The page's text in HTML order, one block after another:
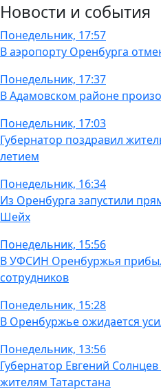
Новости и события
Понедельник, 17:57
В аэропорту Оренбурга
Понедельник, 17:37
В Адамовском районе
Понедельник, 17:03
Губернатор поздравил
летием
Понедельник, 16:34
Из Оренбурга запустили
Шейх
Понедельник, 15:56
В УФСИН Оренбуржья
сотрудников
Понедельник, 15:28
В Оренбуржье ожидается
Понедельник, 13:56
Губернатор Евгений
жителям Татарстана